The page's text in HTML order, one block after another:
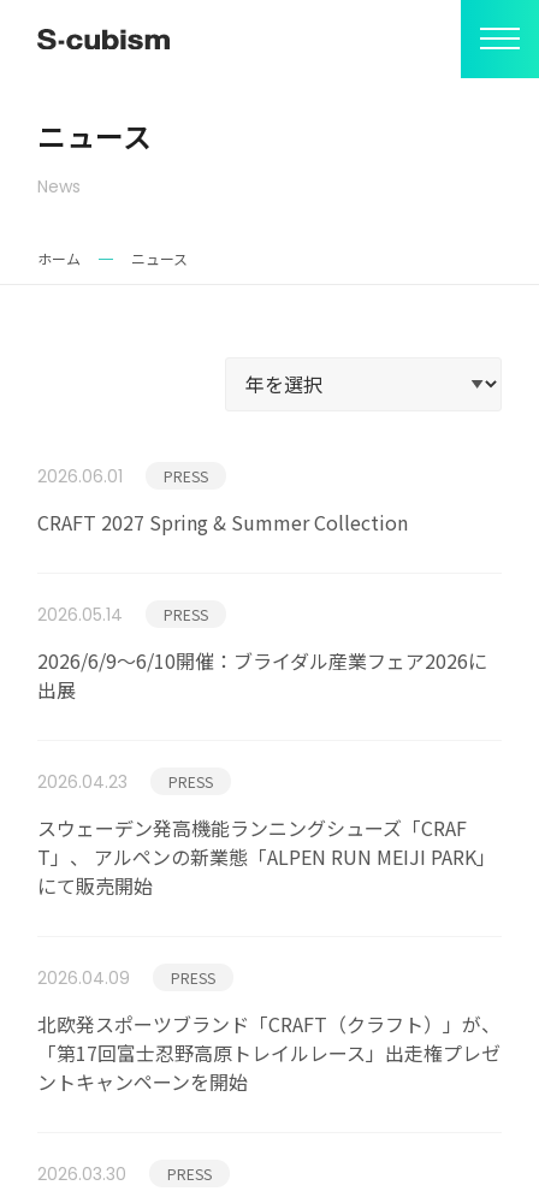
ニュース
News
ホーム ニュース
2026.06.01 PRESS
CRAFT 2027 Spring & Summer Collection
2026.05.14 PRESS
2026/6/9～6/10開催：ブライダル産業フェア2026に
出展
2026.04.23 PRESS
スウェーデン発高機能ランニングシューズ「CRAF
T」、 アルペンの新業態「ALPEN RUN MEIJI PARK」
にて販売開始
2026.04.09 PRESS
北欧発スポーツブランド「CRAFT（クラフト）」が、
「第17回富士忍野高原トレイルレース」出走権プレゼ
ントキャンペーンを開始
2026.03.30 PRESS
事業紹介
ブライダルDX事業
ニュース
メディア掲載情報
採用情報